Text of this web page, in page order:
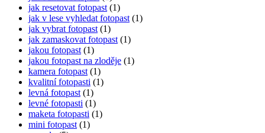
jak resetovat fotopast (1)
jak v lese vyhledat fotopast (1)
jak vybrat fotopast (1)
jak zamaskovat fotopast (1)
jakou fotopast (1)
jakou fotopast na zloděje (1)
kamera fotopast (1)
kvalitní fotopasti (1)
levná fotopast (1)
levné fotopasti (1)
maketa fotopasti (1)
mini fotopast (1)